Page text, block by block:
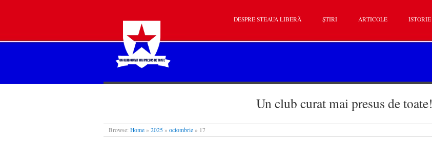
STEAUA LIBERĂ
DESPRE STEAUA LIBERĂ ȘTIRI ARTICOLE ISTORIE
Un club curat mai presus de toate!
Browse: Home » 2025 » octombrie » 17